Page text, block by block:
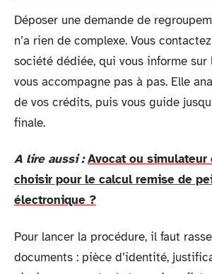
Déposer une demande de
n’a rien de complexe. Vous
société dédiée, qui vous informe sur
vous accompagne pas à pas. Elle
de vos crédits, puis vous guide
finale.
A lire aussi : Avocat ou simulateur
choisir pour le calcul remise de
électronique ?
Pour lancer la procédure, il faut
documents : pièce d’identité,